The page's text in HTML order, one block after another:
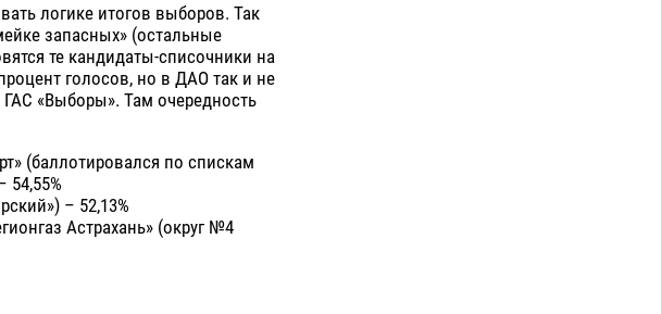
логике итогов выборов. Так
запасных» (остальные
те кандидаты-списочники на
голосов, но в ДАО так и не
ГАС «Выборы». Там очередность
(баллотировался по спискам
54,55%
– 52,13%
Астрахань» (округ №4